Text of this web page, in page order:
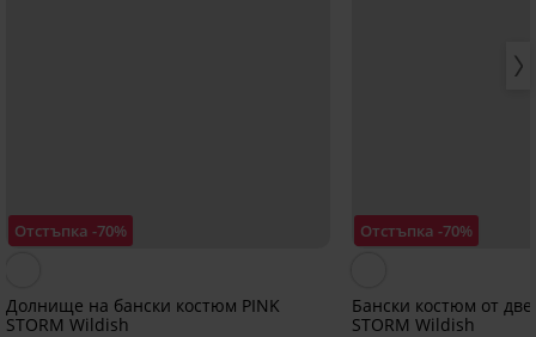
Отстъпка -70%
Долнище на бански костюм PINK
STORM Wildish
Отстъпка -70%
Бански костюм от
STORM Wildish